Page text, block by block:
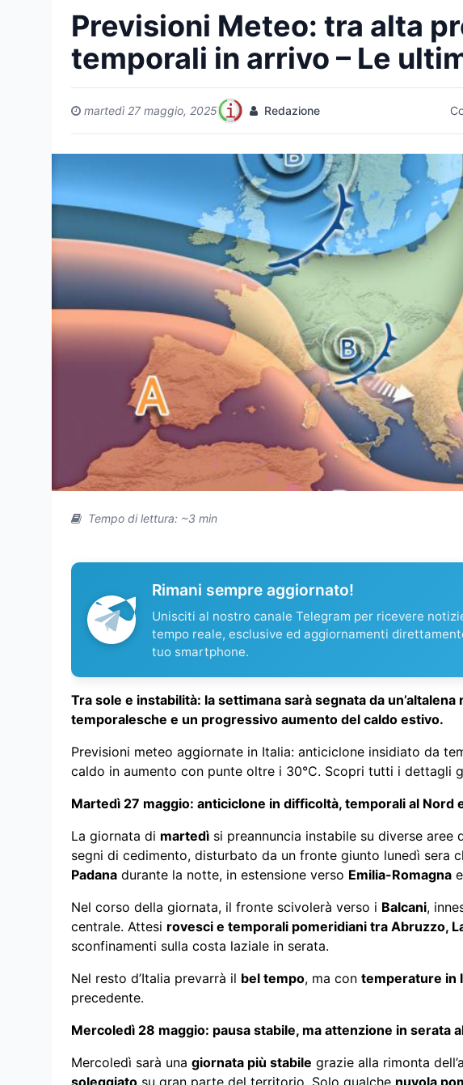
Previsioni Meteo: tra alta
temporali in arrivo – Le
martedì 27 maggio, 2025 Redazione
Tempo di lettura: ~3 min
Rimani sempre aggiornato!
Unisciti al nostro canale Telegram per ricevere
tempo reale, esclusive ed aggiornamenti
tuo smartphone.
Tra sole e instabilità: la settimana sarà segnata da
temporalesche e un progressivo aumento del caldo estivo.
Previsioni meteo aggiornate in Italia: anticiclone insidiato da
caldo in aumento con punte oltre i 30°C. Scopri tutti i dettagli
Martedì 27 maggio: anticiclone in difficoltà, temporali al Nord
La giornata di martedì si preannuncia instabile su diverse aree
segni di cedimento, disturbato da un fronte giunto lunedì sera
Padana durante la notte, in estensione verso Emilia-Romagna
Nel corso della giornata, il fronte scivolerà verso i Balcani,
centrale. Attesi rovesci e temporali pomeridiani tra Abruzzo,
sconfinamenti sulla costa laziale in serata.
Nel resto d’Italia prevarrà il bel tempo, ma con temperature in
precedente.
Mercoledì 28 maggio: pausa stabile, ma attenzione in serata
Mercoledì sarà una giornata più stabile grazie alla rimonta